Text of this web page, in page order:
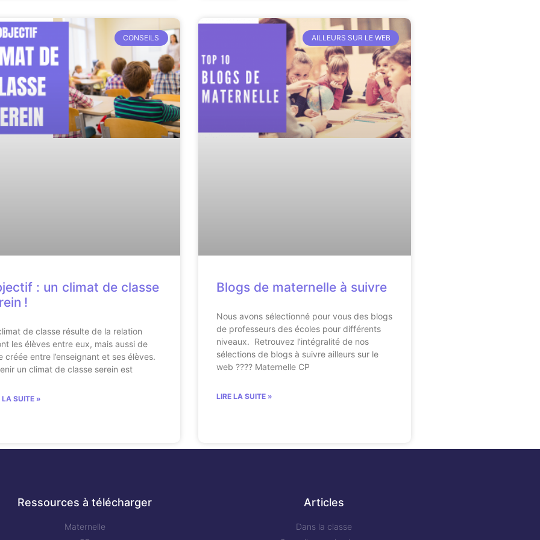
CONSEILS
: un climat de classe
!
de classe résulte de la relation
les élèves entre eux, mais aussi de
créée entre l’enseignant et ses élèves.
un climat de classe serein est
LA SUITE »
AILLEURS SUR LE WEB
Blogs de maternelle à suivre
Nous avons sélectionné pour vous des blogs
de professeurs des écoles pour différents
niveaux. Retrouvez l’intégralité de nos
sélections de blogs à suivre ailleurs sur le
web ???? Maternelle CP
LIRE LA SUITE »
Ressources à télécharger
Maternelle
Articles
Dans la classe